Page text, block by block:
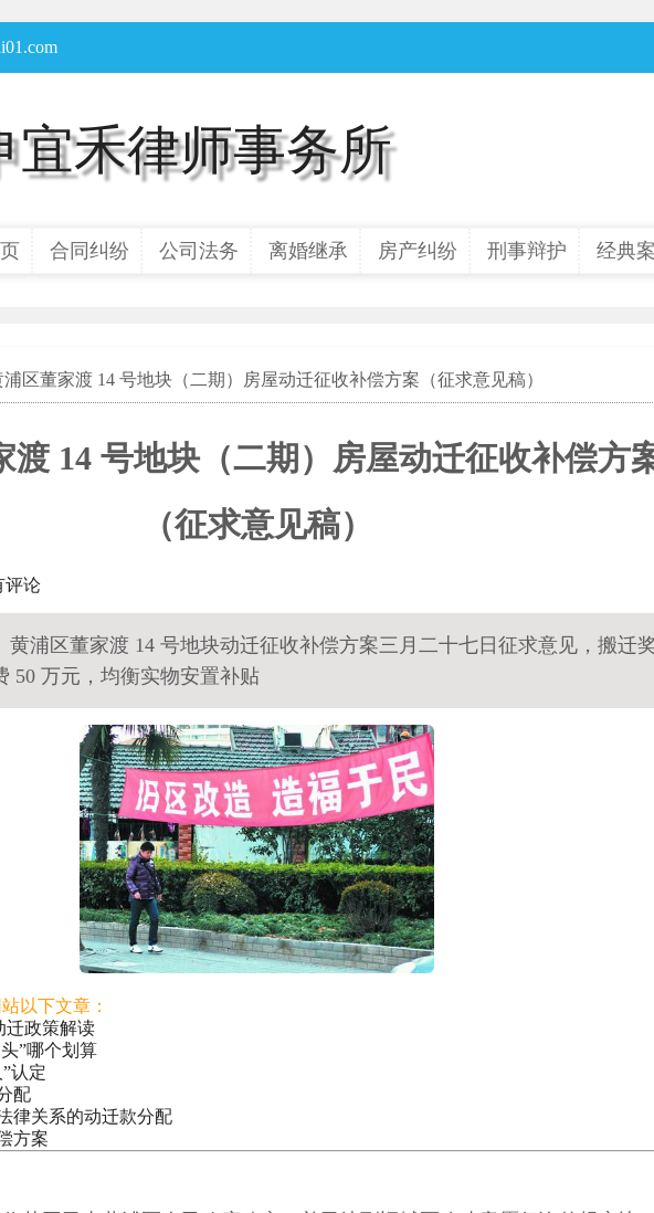
宜禾律师事务所
合同纠纷 公司法务 离婚继承 房产纠纷 刑事辩护 经典
浦区董家渡 14 号地块（二期）房屋动迁征收补偿方案（征求意见稿）
渡 14 号地块（二期）房屋动迁征收补偿方
（征求意见稿）
评论
黄浦区董家渡 14 号地块动迁征收补偿方案三月二十七日征求意见，搬迁
50 万元，均衡实物安置补贴
以下文章：
迁政策解读
”哪个划算
认定
配
律关系的动迁款分配
方案